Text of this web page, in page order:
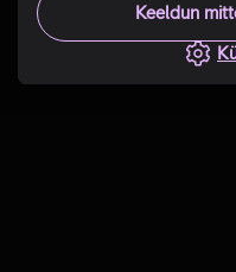
Keeldun